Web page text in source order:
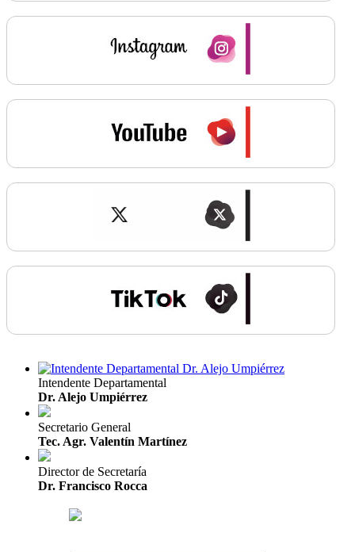
Intendente Departamental
Dr. Alejo Umpiérrez
Secretario General
Tec. Agr. Valentín Martínez
Director de Secretaría
Dr. Francisco Rocca